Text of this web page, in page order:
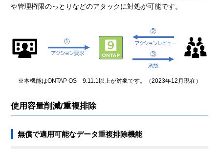
や管理権限のっとりなどのアタックに対処が可能です。
※本機能はONTAP OS 9.11.1以上が対象です。（2023年12月現在）
使用容量削減/重複排除
無償で適用可能なデータ重複排除機能